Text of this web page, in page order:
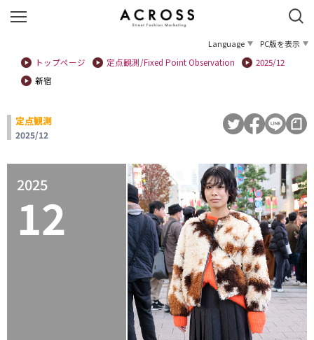
Language
PC版を表示
トップページ
定点観測/Fixed Point Observation
2025/12
新宿
定点観測
2025/12
2025
12